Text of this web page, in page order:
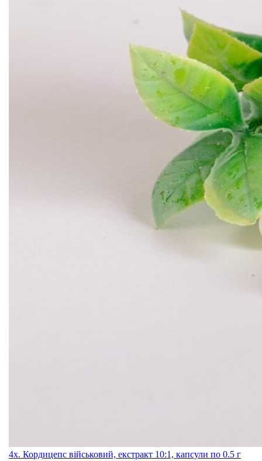
4x. Кордицепс військовий, екстракт 10:1, капсули по 0.5 г